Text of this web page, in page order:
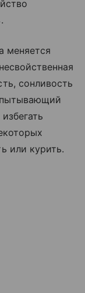
меняется
сонливость
или курить.